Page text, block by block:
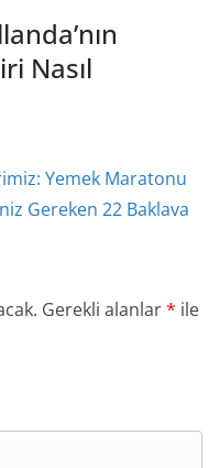
Nasıl
Yemek Maratonu
Gereken 22 Baklava
Gerekli alanlar* ile